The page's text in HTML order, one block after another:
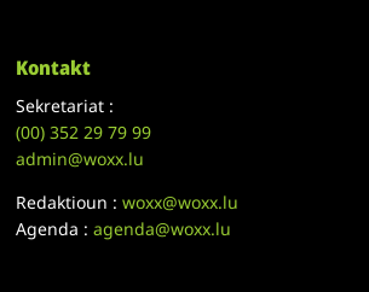
Kontakt
Sekretariat :
(00)352 29 79 99
admin@woxx.lu
Redaktioun :woxx@woxx.lu
Agenda :agenda@woxx.lu